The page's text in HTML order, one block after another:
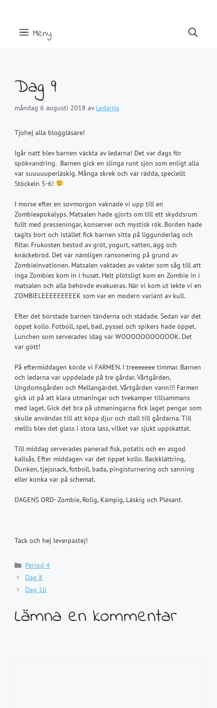
Meny
Dag 9
måndag 6 augusti 2018 av Ledarna
Tjohej alla bloggläsare!
Igår natt blev barnen väckta av ledarna! Det var dags för
spökvandring. Barnen gick en slinga runt sjön som enligt alla
var suuuuuperläskig. Många skrek och var rädda, speciellt
Stöckeln 5-6!
I morse efter en sovmorgon vaknade vi upp till en
Zombieapokalyps. Matsalen hade gjorts om till ett skyddsrum
fullt med presseningar, konserver och mystisk rök. Borden hade
tagits bort och istället fick barnen sitta på liggunderlag och
filtar. Frukosten bestod av gröt, yogurt, vatten, ägg och
knäckebröd. Det var nämligen ransonering på grund av
Zombieinvationen. Matsalen vaktades av vakter som såg till att
inga Zombies kom in i huset. Helt plötsligt kom en Zombie in i
matsalen och alla behövde evakueras. När vi kom ut lekte vi en
ZOMBIELEEEEEEEEEK som var en modern variant av kull.
Efter det borstade barnen tänderna och städade. Sedan var det
öppet kollo. Fotboll, spel, bad, pyssel och spikers hade öppet.
Lunchen som serverades idag var WOOOOOOOOOOOK. Det
var gött!
På eftermiddagen körde vi FARMEN. I treeeeeee timmar. Barnen
och ledarna var uppdelade på tre gårdar. Vårtgården,
Ungdomsgården och Mellangärdet. Vårtgården vann!!! Farmen
gick ut på att klara utmaningar och tvekamper tillsammans
med laget. Gick det bra på utmaningarna fick laget pengar som
skulle användas till att köpa djur och stall till gårdarna. Till
mellis blev det glass i stora lass, vilket var sjukt uppskattat.
Till middag serverades panerad fisk, potatis och en asgod
kallsås. Efter middagen var det öppet kollo. Backklättring,
Dunken, tjejsnack, fotboll, bada, pingisturnering och sanning
eller konka var på schemat.
DAGENS ORD- Zombie, Rolig, Kämpig, Läskig och Plesant.
Tack och hej leverpastej!
Kategorier
Period 4
Dag 8
Dag 10
Lämna en kommentar